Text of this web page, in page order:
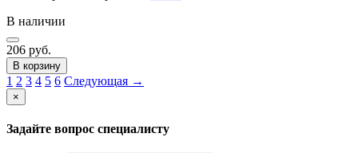
В наличии
206 руб.
В корзину
1 2 3 4 5 6 Следующая →
×
Задайте вопрос специалисту